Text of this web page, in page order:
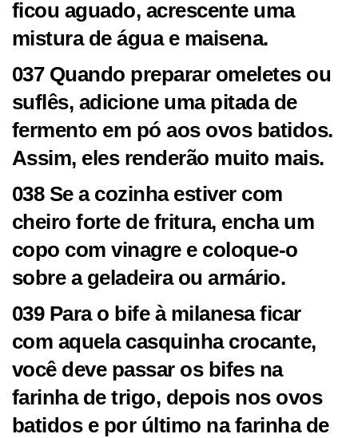
ficou aguado, acrescente uma
mistura de água e maisena.
037 Quando preparar omeletes ou
suflês, adicione uma pitada de
fermento em pó aos ovos batidos.
Assim, eles renderão muito mais.
038 Se a cozinha estiver com
cheiro forte de fritura, encha um
copo com vinagre e coloque-o
sobre a geladeira ou armário.
039 Para o bife à milanesa ficar
com aquela casquinha crocante,
você deve passar os bifes na
farinha de trigo, depois nos ovos
batidos e por último na farinha de